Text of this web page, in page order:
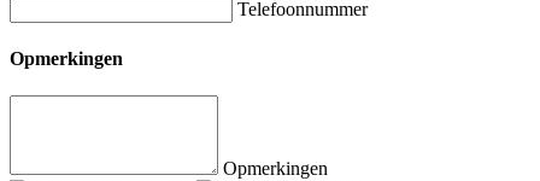
Telefoonnummer
Opmerkingen
Opmerkingen